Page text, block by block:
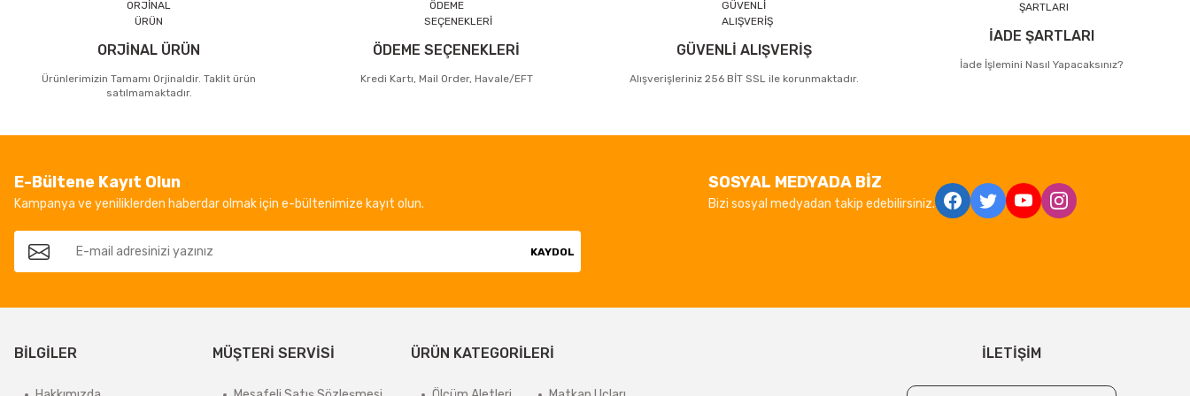
ORJİNAL ÜRÜN
Ürünlerimizin Tamamı Orjinaldir. Taklit ürün
satılmamaktadır.
ÖDEME SEÇENEKLERİ
Kredi Kartı, Mail Order, Havale/EFT
GÜVENLİ ALIŞVERİŞ
Alışverişleriniz 256 BİT SSL ile korunmaktadır.
İADE ŞARTLARI
İade İşlemini Nasıl Yapacaksınız?
E-Bültene Kayıt Olun
Kampanya ve yeniliklerden haberdar olmak için e-bültenimize kayıt olun.
KAYDOL
SOSYAL MEDYADA BİZ
Bizi sosyal medyadan takip edebilirsiniz.
BİLGİLER MÜŞTERİ SERVİSİ ÜRÜN KATEGORİLERİ İLETİŞİM